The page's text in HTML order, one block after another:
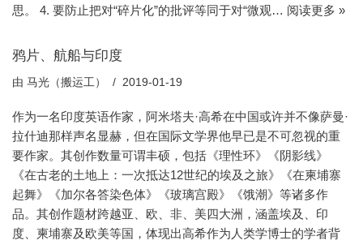
思。 4. 要防止把对“碎片化”的批评等同于对“微观… 阅读更多 »
鸦片、航船与印度
由 马光（搬运工） 2019-01-19
作为一名印度英语作家，阿米塔夫·高希在中国或许并不像萨曼·
拉什迪那样声名显赫，但在国际文学界他早已是不可忽视的重
要作家。其创作数量可谓丰硕，包括《理性环》《阴影线》
《在古老的土地上：一次抵达12世纪的埃及之旅》《在柬埔寨
起舞》《加尔各答染色体》《玻璃宫殿》《饿潮》等诸多作
品。其创作题材跨越亚、欧、非、美四大洲，涵盖埃及、印
度、柬埔寨及欧美等国，体现出高希作为人类学博士的学者背